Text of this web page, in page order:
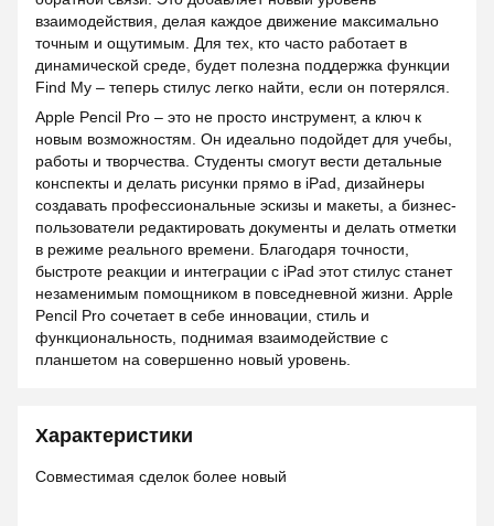
взаимодействия, делая каждое движение максимально
точным и ощутимым. Для тех, кто часто работает в
динамической среде, будет полезна поддержка функции
Find My – теперь стилус легко найти, если он потерялся.
Apple Pencil Pro – это не просто инструмент, а ключ к
новым возможностям. Он идеально подойдет для учебы,
работы и творчества. Студенты смогут вести детальные
конспекты и делать рисунки прямо в iPad, дизайнеры
создавать профессиональные эскизы и макеты, а бизнес-
пользователи редактировать документы и делать отметки
в режиме реального времени. Благодаря точности,
быстроте реакции и интеграции с iPad этот стилус станет
незаменимым помощником в повседневной жизни. Apple
Pencil Pro сочетает в себе инновации, стиль и
функциональность, поднимая взаимодействие с
планшетом на совершенно новый уровень.
Характеристики
Совместимая сделок более новый